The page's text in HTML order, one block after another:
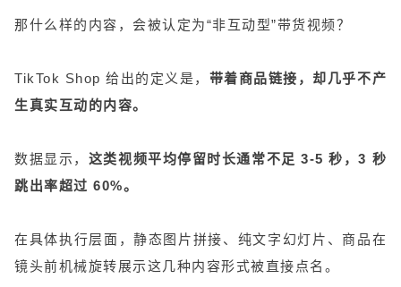
那什么样的内容，会被认定为“非互动型”带货视频？
TikTok Shop 给出的定义是， 带着商品链接，却几乎不产
生真实互动的内容。
数据显示， 这类视频平均停留时长通常不足 3-5 秒，3 秒
跳出率超过 60%。
在具体执行层面，静态图片拼接、纯文字幻灯片、商品在
镜头前机械旋转展示这几种内容形式被直接点名。